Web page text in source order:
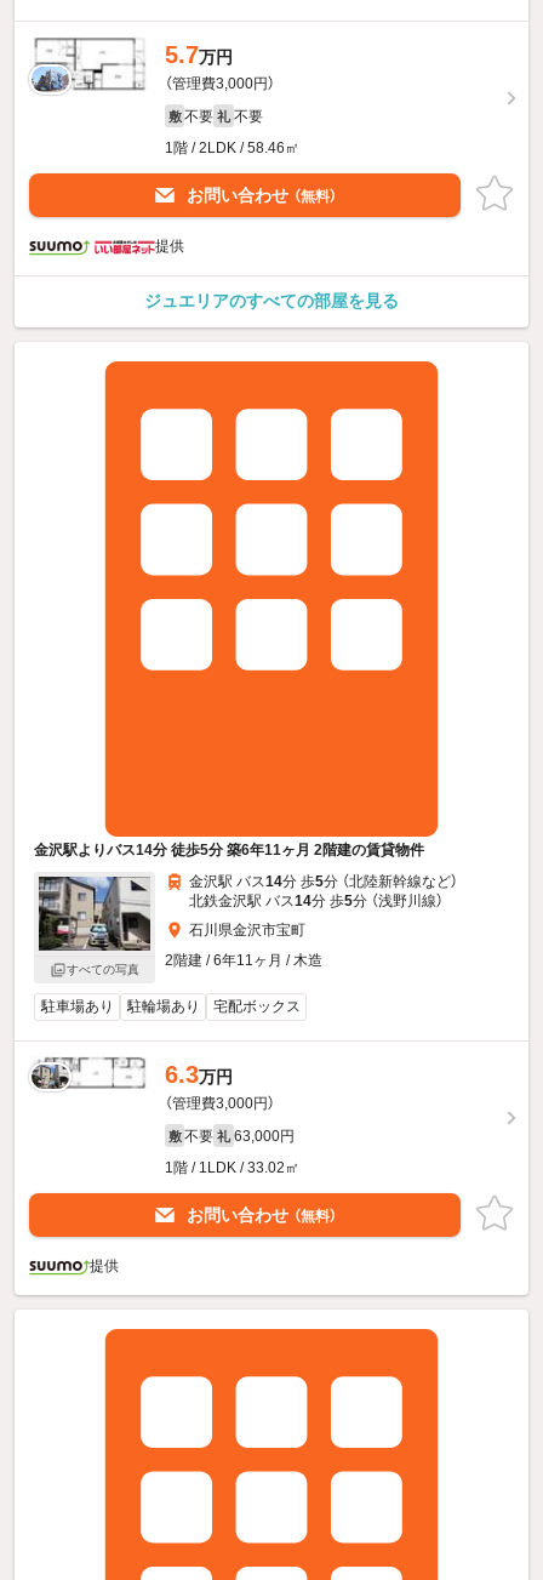
5.7万円
（管理費3,000円）
敷 不要 礼 不要
1階 / 2LDK / 58.46㎡
お問い合わせ （無料）
提供
ジュエリアのすべての部屋を見る
金沢駅よりバス14分 徒歩5分 築6年11ヶ月 2階建の賃貸物件
すべての写真
金沢駅 バス14分 歩5分 （北陸新幹線など）
北鉄金沢駅 バス14分 歩5分 （浅野川線）
石川県金沢市宝町
2階建 / 6年11ヶ月 / 木造
駐車場あり 駐輪場あり 宅配ボックス
6.3万円
（管理費3,000円）
敷 不要 礼 63,000円
1階 / 1LDK / 33.02㎡
お問い合わせ （無料）
提供